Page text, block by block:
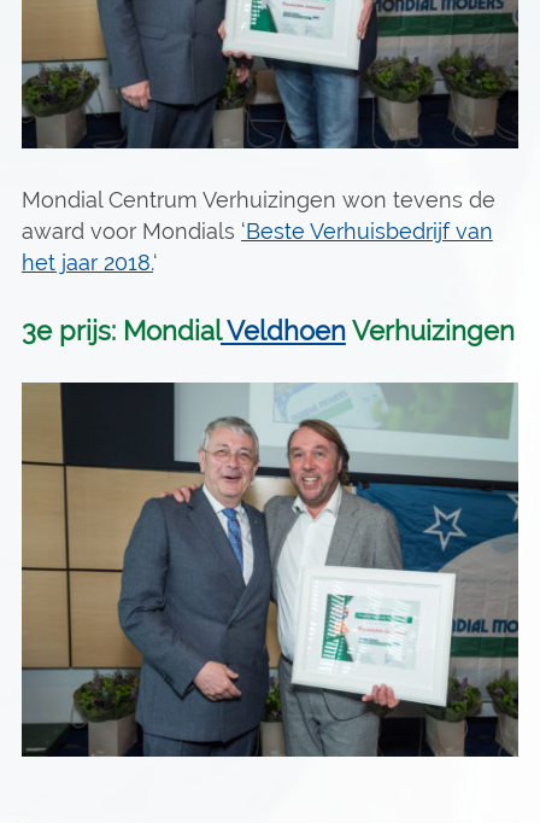
Mondial Centrum Verhuizingen won tevens de
award voor Mondials ‘Beste Verhuisbedrijf van
het jaar 2018.‘
3e prijs: MondialVeldhoenVerhuizingen